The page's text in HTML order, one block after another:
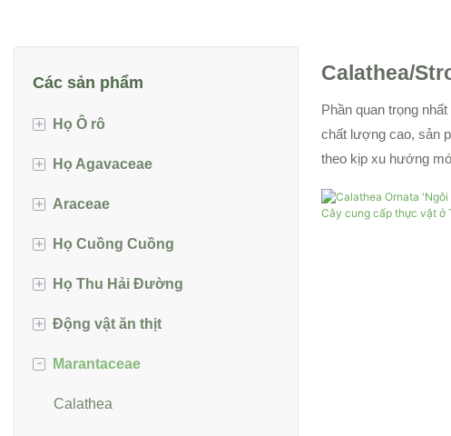
Các sản phẩm
+ Họ Ô rô
Aphelandra
Fittonia
+ Họ Agavaceae
Cordylline
Draceana
Sansevieria
+ Araceae
Aglaonema
Alocasia/Colocasia
Anthurium
Caladi
Dieffenbachia
+ Họ Cuồng Cuồng
Schefflera
+ Họ Thu Hải Đường
Thu hải đường
+ Động vật ăn thịt
Nepenthes
- Marantaceae
Calathea
Calathea/
Phần quan trọng
chất lượng cao, sản
theo kịp xu hướng